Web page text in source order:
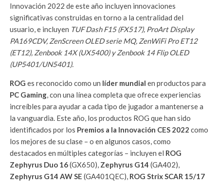
Innovación 2022 de este año incluyen innovaciones
significativas construidas en torno a la centralidad del
usuario, e incluyen TUF Dash F15 (FX517), ProArt Display
PA169CDV, ZenScreen OLED serie MQ, ZenWiFi Pro ET12
(ET12), Zenbook 14X (UX5400) y Zenbook 14 Flip OLED
(UP5401/UN5401).
ROG es reconocido como un líder mundial en productos para
PC Gaming , con una línea completa que ofrece experiencias
increíbles para ayudar a cada tipo de jugador a mantenerse a
la vanguardia. Este año, los productos ROG que han sido
identificados por los Premios a la Innovación CES 2022 como
los mejores de su clase – o en algunos casos, como
destacados en múltiples categorías – incluyen el ROG
Zephyrus Duo 16(GX650), Zephyrus G14 (GA402),
Zephyrus G14 AW SE (GA401QEC), ROG Strix SCAR 15/17